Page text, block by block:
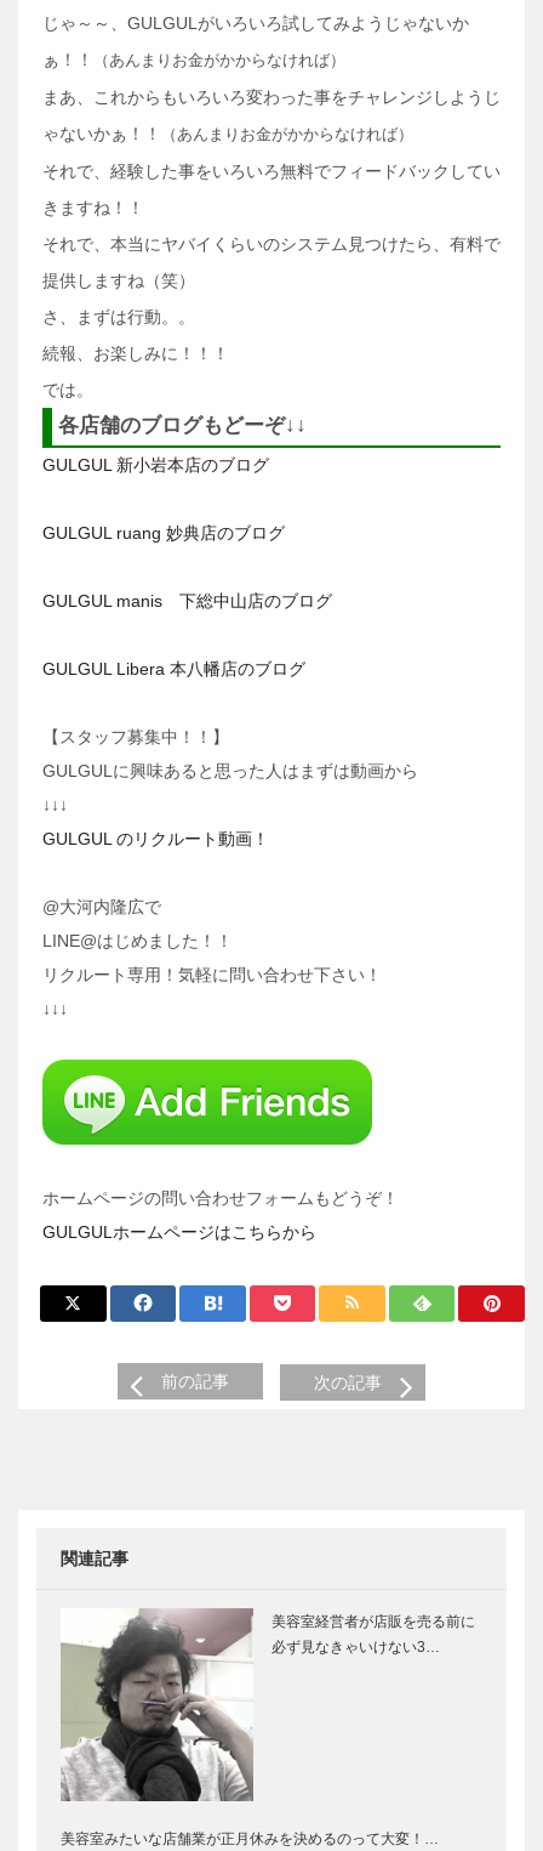
じゃ～～、GULGULがいろいろ試してみようじゃないか
ぁ！！
（あんまりお金がかからなければ）
まあ、これからもいろいろ変わった事をチャレンジしようじ
ゃないかぁ！！
（あんまりお金がかからなければ）
それで、経験した事をいろいろ無料でフィードバックしてい
きますね！！
それで、本当にヤバイくらいのシステム見つけたら、有料で
提供しますね（笑）
さ、まずは行動。。
続報、お楽しみに！！！
では。
各店舗のブログもどーぞ↓↓
GULGUL 新小岩本店のブログ
GULGUL ruang 妙典店のブログ
GULGUL manis 下総中山店のブログ
GULGUL Libera 本八幡店のブログ
【スタッフ募集中！！】
GULGULに興味あると思った人はまずは動画から
↓↓↓
GULGUL のリクルート動画！
@大河内隆広で
LINE@はじめました！！
リクルート専用！気軽に問い合わせ下さい！
↓↓↓
ホームページの問い合わせフォームもどうぞ！
GULGULホームページはこちらから
前の記事 次の記事
関連記事
美容室経営者が店販を売る前に
必ず見なきゃいけない3…
美容室みたいな店舗業が正月休みを決めるのって大変！…